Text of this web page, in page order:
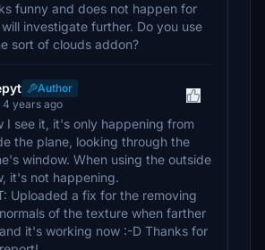
funny and does not happen for
will investigate further. Do you use
sort of clouds addon?
Author
years ago
I see it, it's only happening from
the plane, looking through the
window. When using the outside
it's not happening.
Uploaded a fix for the removing
of the texture when farther
it's working now :-D Thanks for